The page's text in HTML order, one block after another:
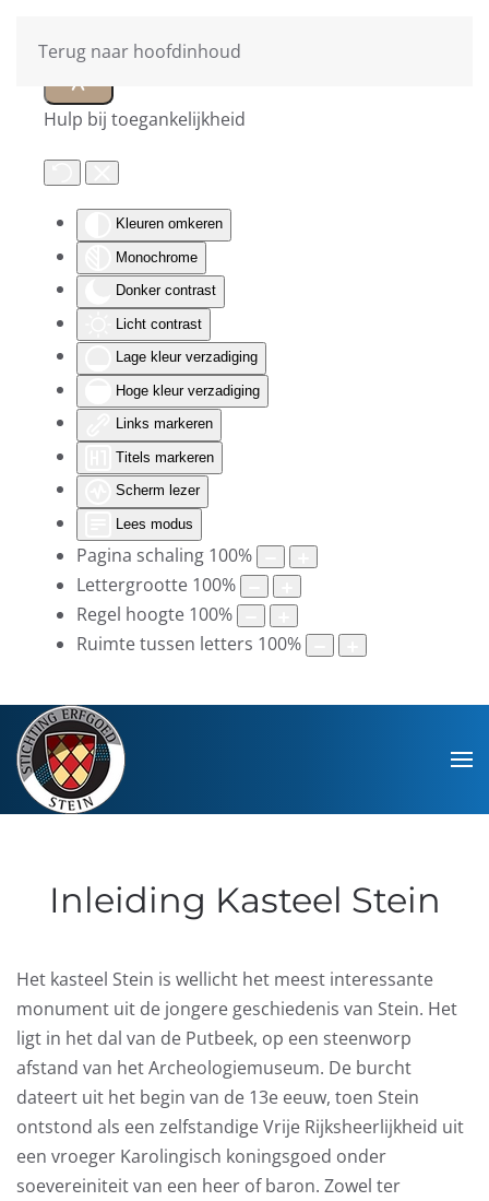
Hulp bij toegankelijkheid
Kleuren omkeren
Monochrome
Donker contrast
Licht contrast
Lage kleur verzadiging
Hoge kleur verzadiging
Links markeren
Titels markeren
Scherm lezer
Lees modus
Pagina schaling 100%
Lettergrootte 100%
Regel hoogte 100%
Ruimte tussen letters 100%
Terug naar hoofdinhoud
Inleiding Kasteel Stein
Het kasteel Stein is wellicht het meest interessante
monument uit de jongere geschiedenis van Stein. Het
ligt in het dal van de Putbeek, op een steenworp
afstand van het Archeologiemuseum. De burcht
dateert uit het begin van de 13e eeuw, toen Stein
ontstond als een zelfstandige Vrije Rijksheerlijkheid uit
een vroeger Karolingisch koningsgoed onder
soevereiniteit van een heer of baron. Zowel ter